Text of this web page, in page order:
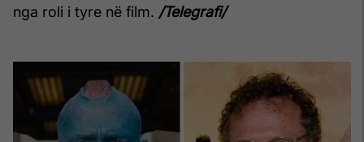
nga roli i tyre në film. /Telegrafi/